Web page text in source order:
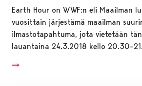
Earth Hour on WWF:n eli Maailman
vuosittain järjestämä maailman
ilmastotapahtuma, jota vietetään
lauantaina 24.3.2018 kello